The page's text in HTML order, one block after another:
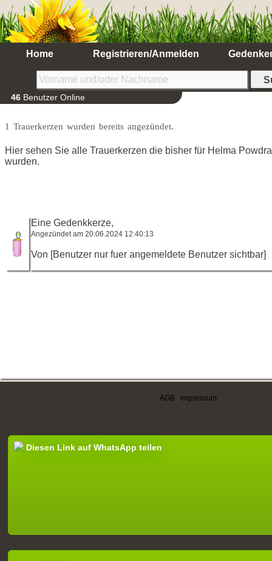
Home Registrieren/Anmelden
46 Benutzer Online
1 Trauerkerzen wurden bereits angezündet.
Hier sehen Sie alle Trauerkerzen die bisher für Helma
wurden.
Eine Gedenkkerze,
Angezündet am 20.06.2024 12:40:13
Von [Benutzer nur fuer angemeldete Benutzer sichtbar]
AGB Impressum
Diesen Link auf WhatsApp teilen